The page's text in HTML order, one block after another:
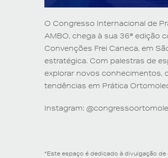
O Congresso Internacional de
AMBO, chega à sua 36ª edição
Convenções Frei Caneca, em
estratégica. Com palestras de
explorar novos conhecimentos,
tendências em Prática
Instagram: @
*Este espaço é dedicado à divulgação